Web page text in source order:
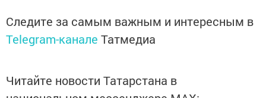
Следите за самым важным и интересным в
Telegram-канале Татмедиа
Читайте новости Татарстана в